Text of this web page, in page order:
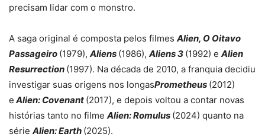
precisam lidar com o monstro.
A saga original é composta pelos filmes Alien, O Oitavo
Passageiro (1979), Aliens (1986), Aliens 3 (1992) e Alien
Resurrection (1997). Na década de 2010, a franquia decidiu
investigar suas origens nos longasPrometheus (2012)
e Alien: Covenant (2017), e depois voltou a contar novas
histórias tanto no filme Alien: Romulus (2024) quanto na
série Alien: Earth (2025).